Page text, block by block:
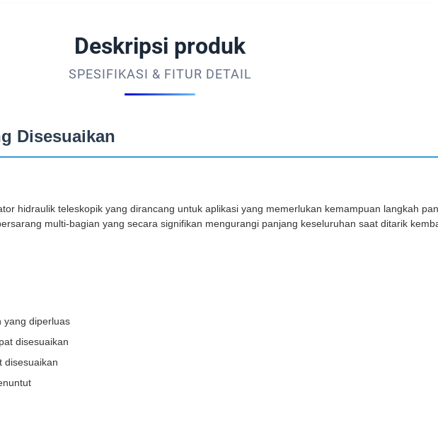
Deskripsi produk
SPESIFIKASI & FITUR DETAIL
Disesuaikan
hidraulik teleskopik yang dirancang untuk aplikasi yang memerlukan kemampuan langkah
multi-bagian yang secara signifikan mengurangi panjang keseluruhan saat ditarik
yang diperluas
disesuaikan
disesuaikan